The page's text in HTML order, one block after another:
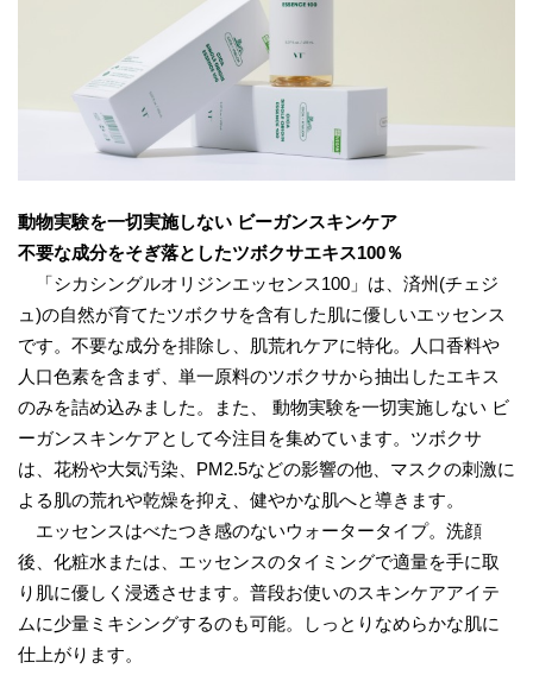
動物実験を一切実施しない ビーガンスキンケア
不要な成分をそぎ落としたツボクサエキス100％
「シカシングルオリジンエッセンス100」は、済州(チェジ
ュ)の自然が育てたツボクサを含有した肌に優しいエッセンス
です。不要な成分を排除し、肌荒れケアに特化。人口香料や
人口色素を含まず、単一原料のツボクサから抽出したエキス
のみを詰め込みました。また、 動物実験を一切実施しない ビ
ーガンスキンケアとして今注目を集めています。ツボクサ
は、花粉や大気汚染、PM2.5などの影響の他、マスクの刺激に
よる肌の荒れや乾燥を抑え、健やかな肌へと導きます。
エッセンスはべたつき感のないウォータータイプ。洗顔
後、化粧水または、エッセンスのタイミングで適量を手に取
り肌に優しく浸透させます。普段お使いのスキンケアアイテ
ムに少量ミキシングするのも可能。しっとりなめらかな肌に
仕上がります。